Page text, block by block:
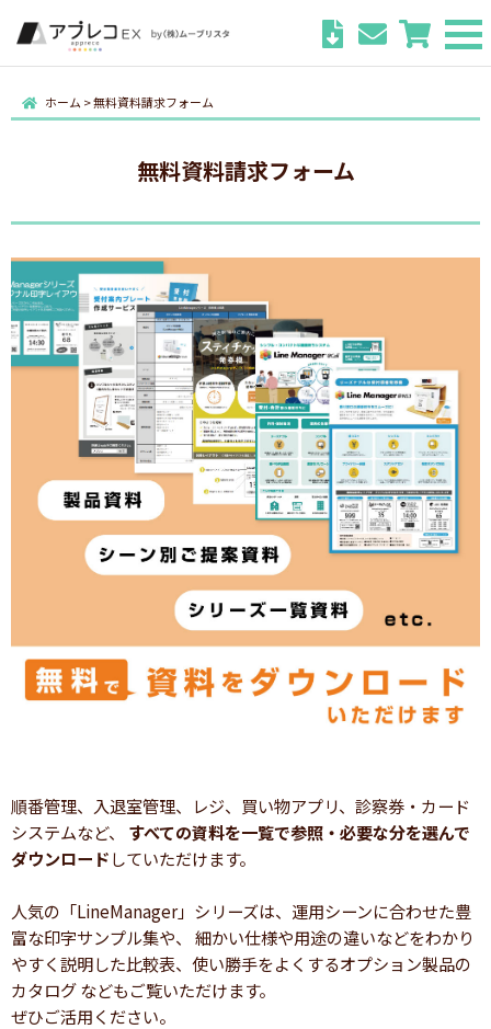
ホーム >無料資料請求フォーム
無料資料請求フォーム
順番管理、入退室管理、レジ、買い物アプリ、診察券・カード
システムなど、 すべての資料を一覧で参照・必要な分を選んで
ダウンロードしていただけます。
人気の「LineManager」シリーズは、運用シーンに合わせた豊
富な印字サンプル集や、 細かい仕様や用途の違いなどをわかり
やすく説明した比較表、使い勝手をよくするオプション製品の
カタログ などもご覧いただけます。
ぜひご活用ください。